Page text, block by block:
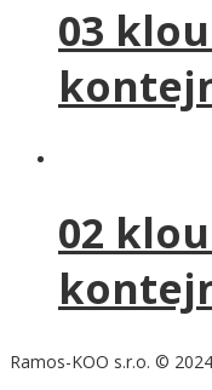
03
02
Ramos-KOO s.r.o. ©